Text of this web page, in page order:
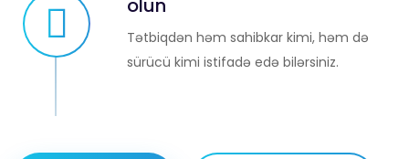
olun
Tətbiqdən həm sahibkar kimi, həm də
sürücü kimi istifadə edə bilərsiniz.